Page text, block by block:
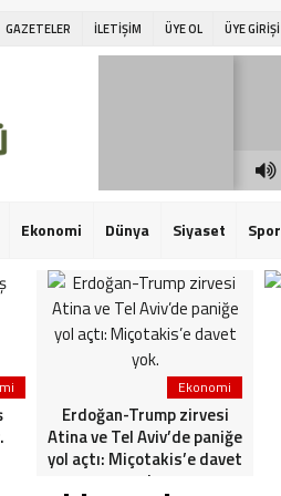
GAZETELER İLETİŞİM ÜYE OL ÜYE GİRİŞİ
Ekonomi Dünya Siyaset Spor
Ekonomi
Erdoğan-Trump zirvesi
Atina ve Tel Aviv’de paniğe
yol açtı: Miçotakis’e davet
yok.